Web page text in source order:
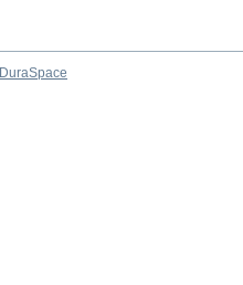
DuraSpace